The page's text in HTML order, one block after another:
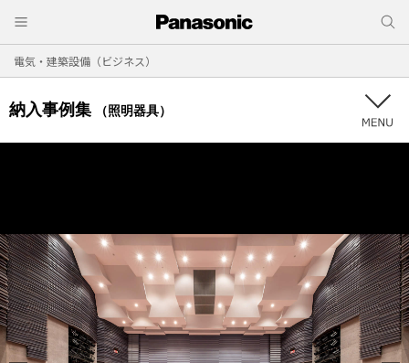
電気・建築設備（ビジネス）
納入事例集 （照明器具）